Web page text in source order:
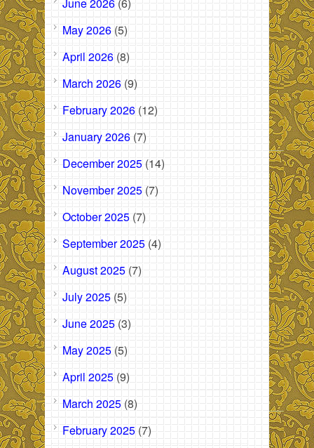
June 2026 (6)
May 2026 (5)
April 2026 (8)
March 2026 (9)
February 2026 (12)
January 2026 (7)
December 2025 (14)
November 2025 (7)
October 2025 (7)
September 2025 (4)
August 2025 (7)
July 2025 (5)
June 2025 (3)
May 2025 (5)
April 2025 (9)
March 2025 (8)
February 2025 (7)